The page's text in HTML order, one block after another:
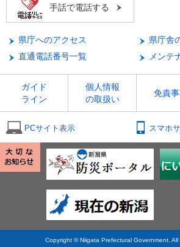
手話で電話する
県庁へのアクセス
県庁舎
直通電話番号一覧
メンテ
ガイド
ライン
個人情報
の取扱い
免責
PCサイト表示 スマホ
Copyright © Niigata Prefectural Government. All